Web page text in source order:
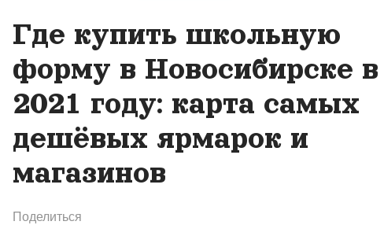
Где купить школьную
форму в Новосибирске в
2021 году: карта самых
дешёвых ярмарок и
магазинов
Поделиться